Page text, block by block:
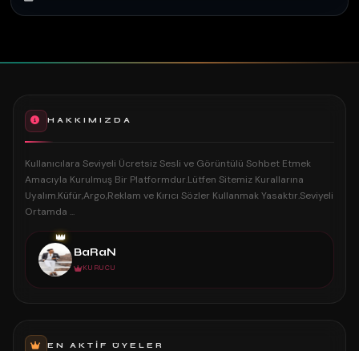
HAKKIMIZDA
Kullanıcılara Seviyeli Ücretsiz Sesli ve Görüntülü Sohbet Etmek
Amacıyla Kurulmuş Bir Platformdur.Lütfen Sitemiz Kurallarına
Uyalım.Küfür,Argo,Reklam ve Kırıcı Sözler Kullanmak Yasaktır.Seviyeli
Ortamda ...
👑
BaRaN
KURUCU
EN AKTIF ÜYELER